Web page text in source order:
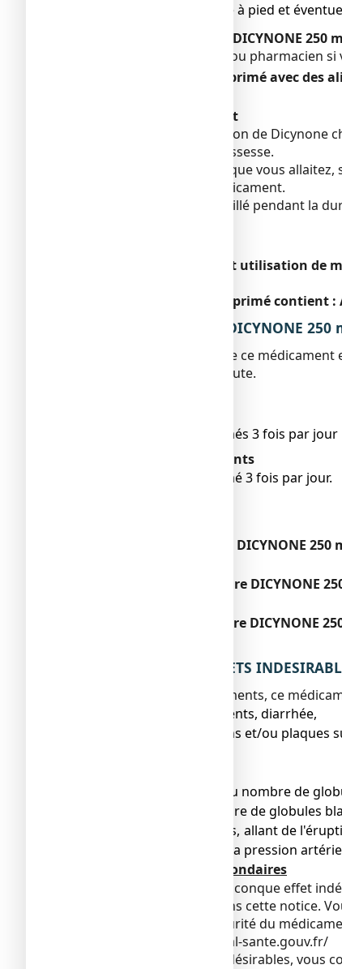
● Privilégiez la marche à pied et
Autres médicaments et DICYNONE 250
Informez votre médecin ou pharmacien
DICYNONE 250 mg comprimé avec des
Grossesse et allaitement
Les données sur l’utilisation de
Dicynone pendant la grossesse.
Si vous êtes enceinte ou que vous
avant de prendre ce médicament.
L'allaitement est déconseillé pendant la
Conduite de véhicules et utilisation de
DICYNONE 250 mg, comprimé
3. COMMENT UTILISER DICYNONE
Veillez à toujours prendre ce
pharmacien en cas de doute.
● moyenne 2 comprimés 3 fois par jour
Utilisation chez les enfants
● moyenne 1 comprimé 3 fois par jour.
Si vous avez pris plus de DICYNONE
Si vous oubliez de prendre DICYNONE
Si vous arrêtez de prendre DICYNONE
4. QUELS SONT LES EFFETS
Comme tous les médicaments, ce
● nausées, vomissements, diarrhée,
● éruptions de boutons et/ou plaques
● diminution sévère du nombre de
● diminution du nombre de globules
● réactions allergiques, allant de
baisse importante de la pression
Déclaration des effets secondaires
Si vous ressentez un quelconque effet
serait pas mentionné dans cette notice.
Agence nationale de sécurité du
https://signalement.social-sante.gouv.fr/
En signalant les effets indésirables,